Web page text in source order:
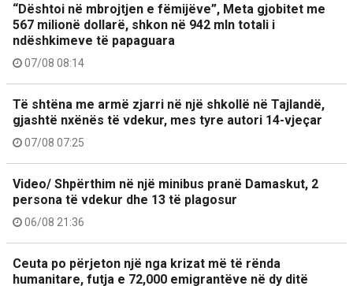
“Dështoi në mbrojtjen e fëmijëve”, Meta gjobitet me
567 milionë dollarë, shkon në 942 mln totali i
ndëshkimeve të papaguara
07/08 08:14
Të shtëna me armë zjarri në një shkollë në Tajlandë,
gjashtë nxënës të vdekur, mes tyre autori 14-vjeçar
07/08 07:25
Video/ Shpërthim në një minibus pranë Damaskut, 2
persona të vdekur dhe 13 të plagosur
06/08 21:36
Ceuta po përjeton një nga krizat më të rënda
humanitare, futja e 72,000 emigrantëve në dy ditë